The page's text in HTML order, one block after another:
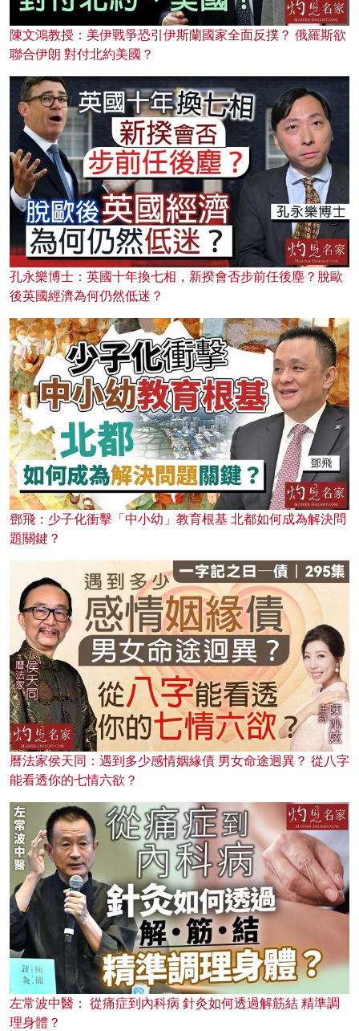
陳文鴻教授：美伊戰爭恐引伊斯蘭國家全面反撲？ 俄羅斯欲
聯合伊朗 對付北約美國？
孔永樂博士：英國十年換七相，新揆會否步前任後塵？脫歐
後英國經濟為何仍然低迷？
鄧飛：少子化衝擊「中小幼」教育根基 北都如何成為解決問
題關鍵？
曆法家侯天同：遇到多少感情姻緣債 男女命途迥異？ 從八字
能看透你的七情六欲？
左常波中醫： 從痛症到內科病 針灸如何透過解筋結 精準調
理身體？